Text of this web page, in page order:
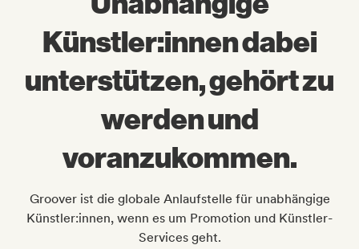
Künstler:innen dabei
unterstützen, gehört zu
werden und
voranzukommen.
Groover ist die globale Anlaufstelle für unabhängige
Künstler:innen, wenn es um Promotion und Künstler-
Services geht.